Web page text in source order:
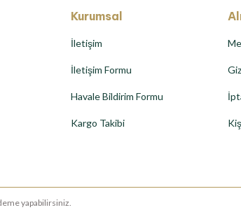
Kurumsal
İletişim
İletişim Formu
Havale Bildirim Formu
Kargo Takibi
yapabilirsiniz.